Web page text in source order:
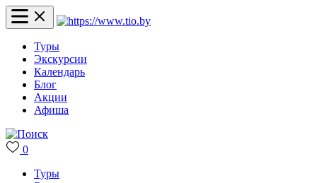
Туры
Экскурсии
Календарь
Блог
Акции
Афиша
0
Туры